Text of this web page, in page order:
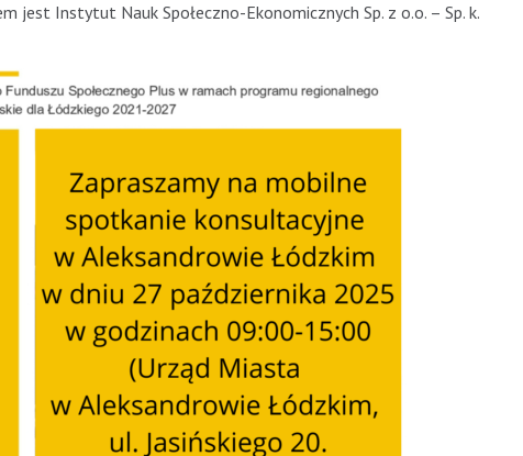
jest Instytut Nauk Społeczno-Ekonomicznych Sp. z o.o. – Sp. k.